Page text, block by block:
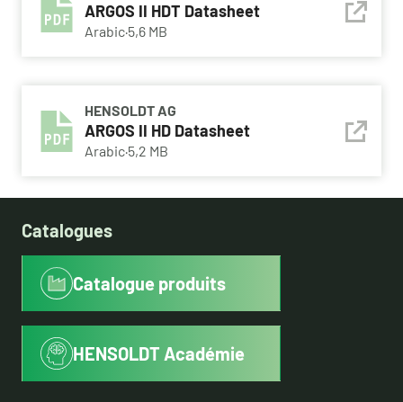
ARGOS II HDT Datasheet
Arabic·5,6 MB
HENSOLDT AG
ARGOS II HD Datasheet
Arabic·5,2 MB
Catalogues
Catalogue produits
HENSOLDT Académie